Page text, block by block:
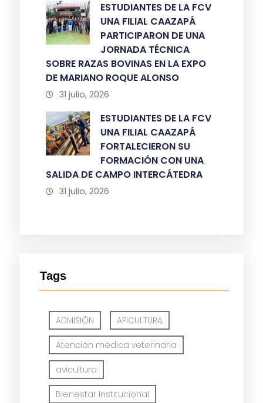
ESTUDIANTES DE LA FCV
UNA FILIAL CAAZAPÁ
PARTICIPARON DE UNA
JORNADA TÉCNICA
SOBRE RAZAS BOVINAS EN LA EXPO
DE MARIANO ROQUE ALONSO
31 julio, 2026
ESTUDIANTES DE LA FCV
UNA FILIAL CAAZAPÁ
FORTALECIERON SU
FORMACIÓN CON UNA
SALIDA DE CAMPO INTERCÁTEDRA
31 julio, 2026
Tags
ADMISIÓN APICULTURA
Atención médica veterinaria
avicultura
Bienestar Institucional